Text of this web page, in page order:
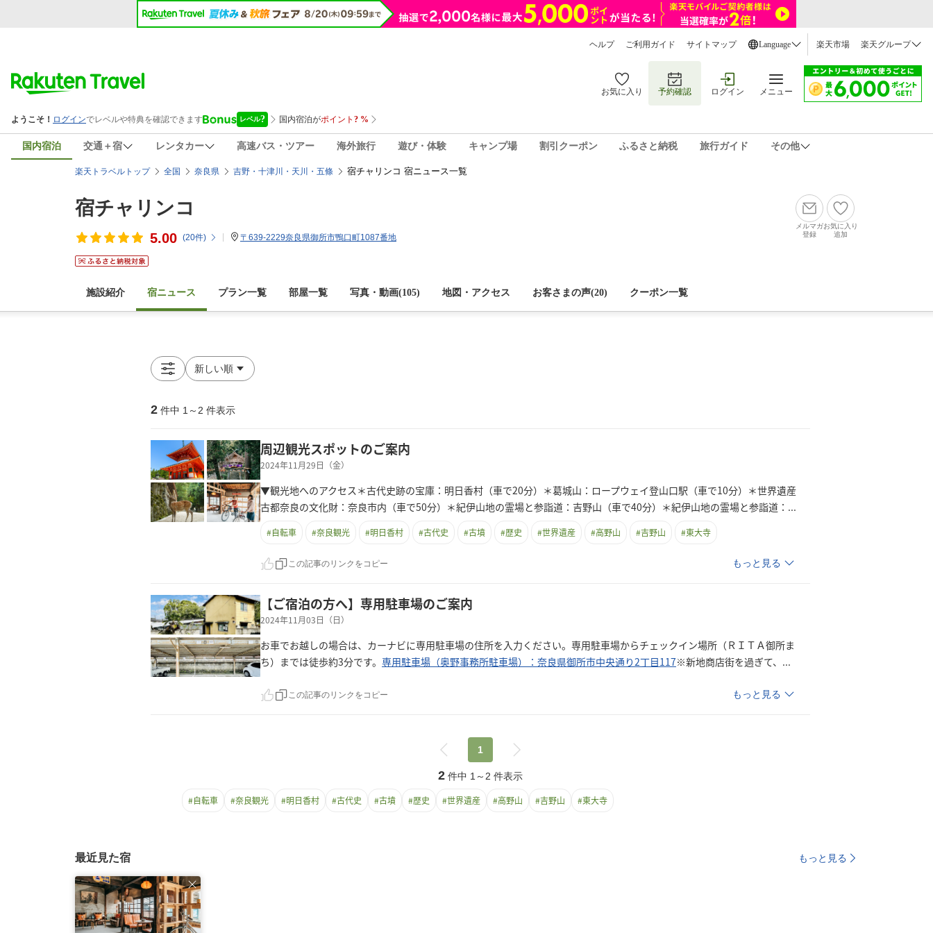
ヘルプ ご利用ガイド サイトマップ Language 楽天市場 楽天グループ
お気に入り 予約確認 ログイン メニュー
国内宿泊 交通＋宿 レンタカー 高速バス・ツアー 海外旅行 遊び・体験 キャンプ場 割引クーポン ふるさと納税 旅行ガイド その他
楽天トラベルトップ 全国 奈良県 吉野・十津川・天川・五條 宿チャリンコ 宿ニュース一覧
宿チャリンコ
5.00 (20件) 〒639-2229奈良県御所市鴨口町1087番地
メルマガ
登録
お気に入り
追加
施設紹介 宿ニュース プラン一覧 部屋一覧 写真・動画(105) 地図・アクセス お客さまの声(20) クーポン一覧
2 件中 1 ～ 2 件表示
周辺観光スポットのご案内
2024年11月29日（金）
▼観光地へのアクセス＊古代史跡の宝庫：明日香村（車で20分）＊葛城山：ロープウェイ登山口駅（車で10分）＊世界遺産
古都奈良の文化財：奈良市内（車で50分）＊紀伊山地の霊場と参詣道：吉野山（車で40分）＊紀伊山地の霊場と参詣道 ： ...
#自転車 #奈良観光 #明日香村 #古代史 #古墳 #歴史 #世界遺産 #高野山 #吉野山 #東大寺
この記事のリンクをコピー もっと見る
【ご宿泊の方へ】専用駐車場のご案内
2024年11月03日（日）
お車でお越しの場合は、カーナビに専用駐車場の住所を入力ください。専用駐車場からチェックイン場所（ＲＩＴＡ御所ま
ち）までは徒歩約3分です。 専用駐車場（奥野事務所駐車場）：奈良県御所市中央通り2丁目117※新地商店街を過ぎて、 ...
この記事のリンクをコピー もっと見る
1
2 件中 1 ～ 2 件表示
#自転車 #奈良観光 #明日香村 #古代史 #古墳 #歴史 #世界遺産 #高野山 #吉野山 #東大寺
最近見た宿 もっと見る